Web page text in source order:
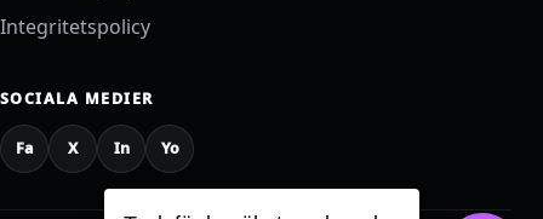
Integritetspolicy
SOCIALA MEDIER
Fa X In Yo